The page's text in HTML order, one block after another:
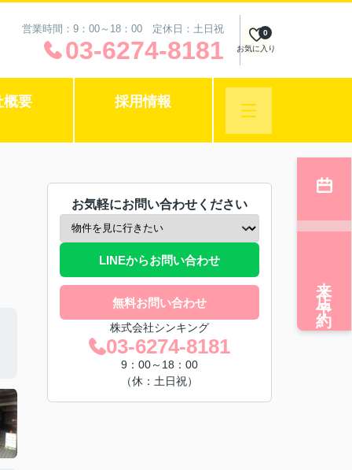
営業時間：9：00～18：00 定休日：土日祝
03-6274-8181 お気に入り
0
概要 採用情報
お気軽にお問い合わせください
LINEからお問い合わせ
無料お問い合わせ
株式会社シンキング
03-6274-8181
9：00～18：00
（休：土日祝）
来店予約